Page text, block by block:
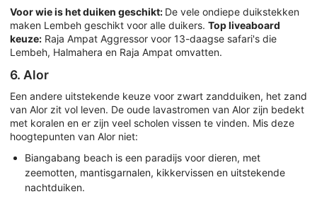
Voor wie is het duiken geschikt: De vele ondiepe duikstekken
maken Lembeh geschikt voor alle duikers. Top liveaboard
keuze: Raja Ampat Aggressor voor 13-daagse safari's die
Lembeh, Halmahera en Raja Ampat omvatten.
6. Alor
Een andere uitstekende keuze voor zwart zandduiken, het zand
van Alor zit vol leven. De oude lavastromen van Alor zijn bedekt
met koralen en er zijn veel scholen vissen te vinden. Mis deze
hoogtepunten van Alor niet:
Biangabang beach is een paradijs voor dieren, met
zeemotten, mantisgarnalen, kikkervissen en uitstekende
nachtduiken.